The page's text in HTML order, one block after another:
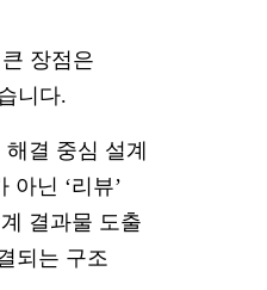
장점은
니다.
결 중심 설계
아닌 ‘리뷰’
결과물 도출
되는 구조